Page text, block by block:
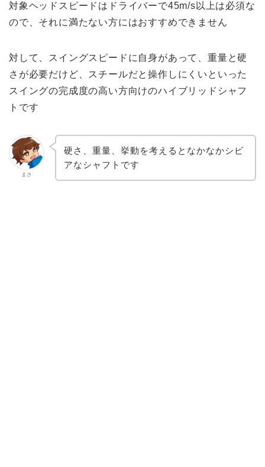
対象ヘッドスピードはドライバーで45m/s以上は必須な
ので、それに満たない方にはおすすめできません
対して、スイングスピードに自身があって、重量と硬
さが必要だけど、スチールだと操作しにくいといった
スイングの完成度の高い方向けのハイブリッドシャフ
トです
まさ
硬さ、重量、挙動を考えるとなかなかシビ
アなシャフトです